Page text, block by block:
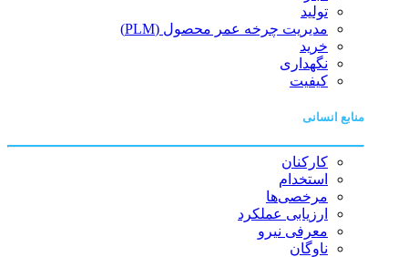
تولید
مدیریت چرخه عمر محصول (PLM)
خرید
نگهداری
کیفیت
منابع انسانی
کارکنان
استخدام
مرخصی‌ها
ارزیابی عملکرد
معرفی نیرو
ناوگان